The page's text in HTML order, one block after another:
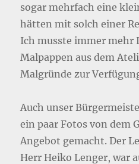
sogar mehrfach eine
hätten mit solch einer
Ich musste immer mehr
Malpappen aus dem
Malgründe zur
Auch unser
ein paar Fotos von dem
Angebot gemacht. Der
Herr Heiko Lenger, war